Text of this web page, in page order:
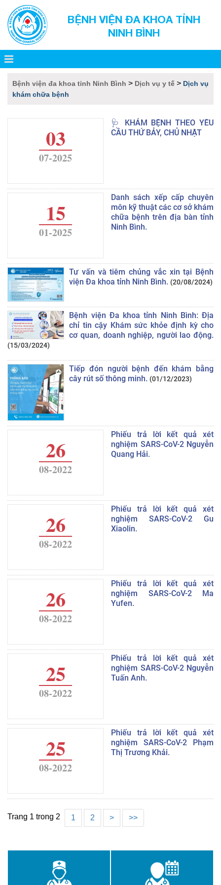
BỆNH VIỆN ĐA KHOA TỈNH
NINH BÌNH
Bệnh viện đa khoa tỉnh Ninh Bình > Dịch vụ y tế > Dịch vụ
khám chữa bệnh
03
07-2025
🩺 KHÁM BỆNH THEO YÊU
CẦU THỨ BẢY, CHỦ NHẬT
15
01-2025
Danh sách xếp cấp chuyên
môn kỹ thuật các cơ sở khám
chữa bệnh trên địa bàn tỉnh
Ninh Bình.
Tư vấn và tiêm chủng vắc xin tại Bệnh
viện Đa khoa tỉnh Ninh Bình. (20/08/2024)
Bệnh viện Đa khoa tỉnh Ninh Bình: Địa
chỉ tin cậy Khám sức khỏe định kỳ cho
cơ quan, doanh nghiệp, người lao động.
(15/03/2024)
Tiếp đón người bệnh đến khám bằng
cây rút số thông minh. (01/12/2023)
26
08-2022
Phiếu trả lời kết quả xét
nghiệm SARS-CoV-2 Nguyễn
Quang Hải.
26
08-2022
Phiếu trả lời kết quả xét
nghiệm SARS-CoV-2 Gu
Xiaolin.
26
08-2022
Phiếu trả lời kết quả xét
nghiệm SARS-CoV-2 Ma
Yufen.
25
08-2022
Phiếu trả lời kết quả xét
nghiệm SARS-CoV-2 Nguyễn
Tuấn Anh.
25
08-2022
Phiếu trả lời kết quả xét
nghiệm SARS-CoV-2 Phạm
Thị Trương Khải.
Trang 1 trong 2 1 2 > >>